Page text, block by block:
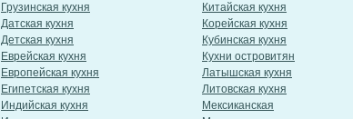
Грузинская кухня
Датская кухня
Детская кухня
Еврейская кухня
Европейская кухня
Египетская кухня
Индийская кухня
Китайская кухня
Корейская кухня
Кубинская кухня
Кухни островитян
Латышская кухня
Литовская кухня
Мексиканская